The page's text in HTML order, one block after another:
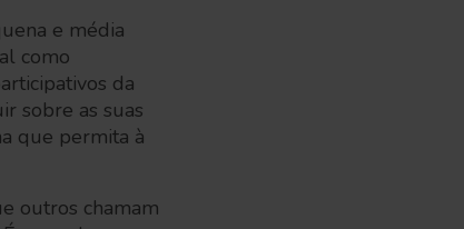
e média
como
da
sobre as suas
que permita à
outros chamam